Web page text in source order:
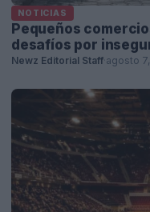
NOTICIAS
Pequeños
desafíos por
Newz Editorial Staff agosto